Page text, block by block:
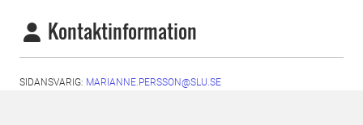
Kontaktinformation
SIDANSVARIG: MARIANNE.PERSSON@SLU.SE